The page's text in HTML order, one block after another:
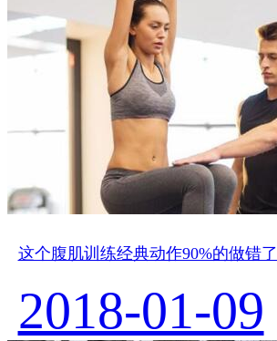
这个腹肌训练经典动作90%的做错了
2018-01-09